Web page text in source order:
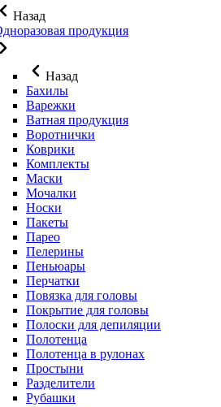
Назад
продукция
Назад
Бахилы
Варежки
Ватная продукция
Воротнички
Коврики
Комплекты
Маски
Мочалки
Носки
Пакеты
Парео
Пелерины
Пеньюары
Перчатки
Повязка для головы
Покрытие для головы
Полоски для депиляции
Полотенца
Полотенца в рулонах
Простыни
Разделители
Рубашки